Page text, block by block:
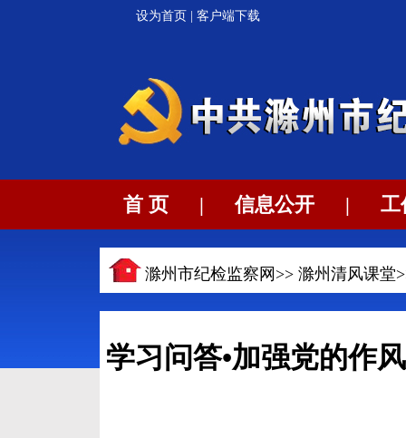
设为首页 客户端下载
首 页 | 信息公开 | 工
滁州市纪检监察网>> 滁州清风课堂
学习问答•加强党的作